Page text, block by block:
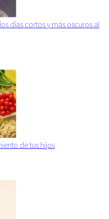
días cortos y más oscuros al
de tus hijos